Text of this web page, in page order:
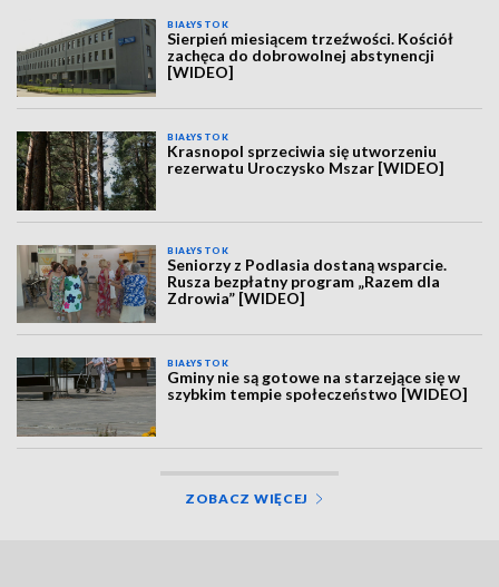
BIAŁYSTOK
Sierpień miesiącem trzeźwości. Kościół
zachęca do dobrowolnej abstynencji
[WIDEO]
BIAŁYSTOK
Krasnopol sprzeciwia się utworzeniu
rezerwatu Uroczysko Mszar [WIDEO]
BIAŁYSTOK
Seniorzy z Podlasia dostaną wsparcie.
Rusza bezpłatny program „Razem dla
Zdrowia” [WIDEO]
BIAŁYSTOK
Gminy nie są gotowe na starzejące się w
szybkim tempie społeczeństwo [WIDEO]
ZOBACZ WIĘCEJ